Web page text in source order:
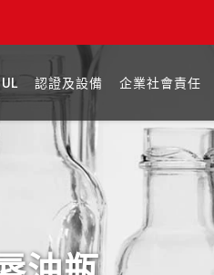
認證及設備 企業社會責任